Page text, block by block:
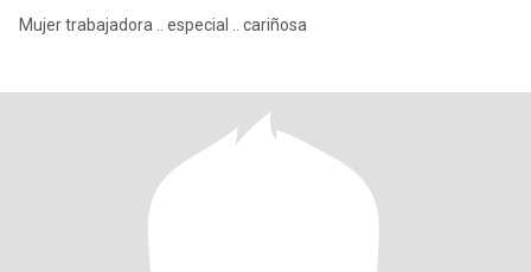
Mujer trabajadora .. especial .. cariñosa